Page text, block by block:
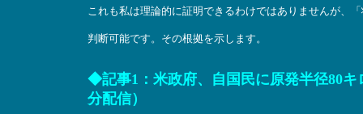
これも私は理論的に証明できるわけではありませんが、
判断可能です。その根拠を示します。
◆記事1：米政府、自国民に原発半径80キ
分配信）